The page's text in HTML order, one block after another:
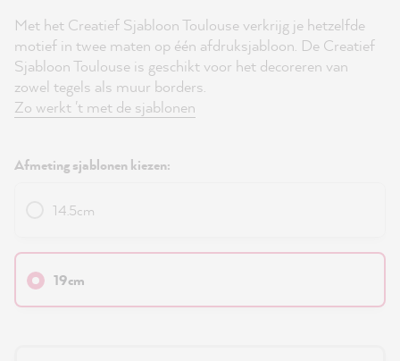
Met het Creatief Sjabloon Toulouse verkrijg je hetzelfde
motief in twee maten op één afdruksjabloon. De Creatief
Sjabloon Toulouse is geschikt voor het decoreren van
zowel tegels als muur borders.
Zo werkt 't met de sjablonen
Afmeting sjablonen kiezen:
14.5cm
19cm